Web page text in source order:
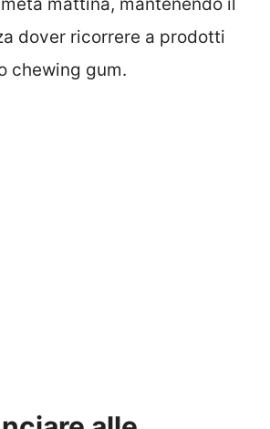
dover ricorrere a prodotti
chewing gum.